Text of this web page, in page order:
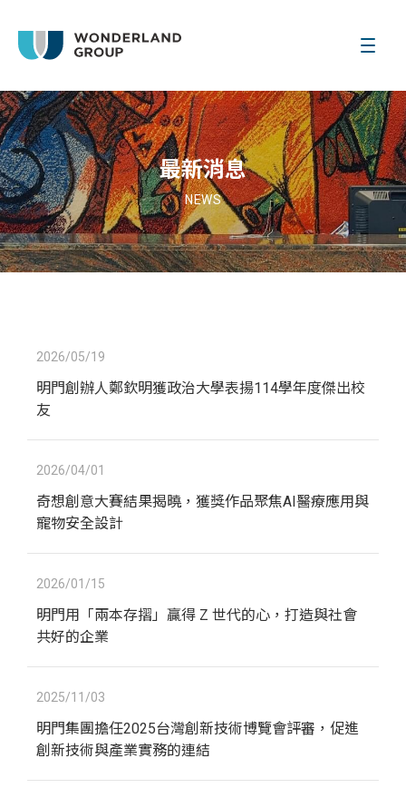
最新消息
NEWS
2026/05/19
明門創辦人鄭欽明獲政治大學表揚114學年度傑出校
友
2026/04/01
奇想創意大賽結果揭曉，獲獎作品聚焦AI醫療應用與
寵物安全設計
2026/01/15
明門用「兩本存摺」贏得 Z 世代的心，打造與社會
共好的企業
2025/11/03
明門集團擔任2025台灣創新技術博覽會評審，促進
創新技術與產業實務的連結